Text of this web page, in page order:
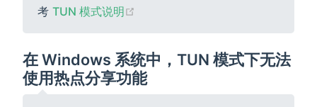
考 TUN 模式说明
在 Windows 系统中，TUN 模式下无法
使用热点分享功能